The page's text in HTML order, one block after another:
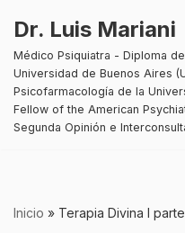
Saltar
al
contenido
Dr. Luis Mariani
Médico Psiquiatra - Diploma
Universidad de Buenos Aires
Psicofarmacología de la
Fellow of the American
Segunda Opinión e
Inicio » Terapia Divina I